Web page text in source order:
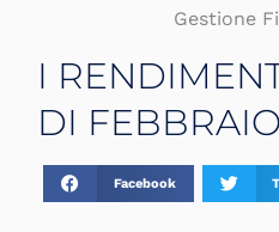
Gestione
I
DI
Facebook